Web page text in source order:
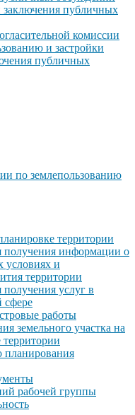
публичных
комиссии
и застройки
публичных
по землепользованию
территории
получения информации о
условиях и
территории
услуг в
сфере
работы
земельного участка на
территории
планирования
рабочей группы